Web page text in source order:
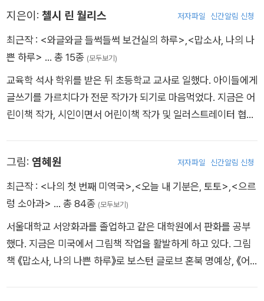
이 살아 있는 단어와 문장들, 어린이의 마음과 감정을 고스란히
담아낸 입말은 번역가 공경희의 섬세한 번역을 거쳐 우리말에서
만 느낄 수 있는 말맛을 덧입었다. 눈을 즐겁게 하는 장치들도 놓
치지 말아야 할 이 작품의 포인트다. 산뜻한 핑크 별색 잉크를 사
용해 화사하고 풍부한 색감을 감상할 수 있으며, 표지 재킷을 벗
캐릭터들도 만날 수 있다.
짜증, 불만, 실망, 절망, 분노, 슬픔으로 가득 찬 나쁜 하루의 끝에
서 우리의 어린 주인공은 나쁜 하루에도 좋은 순간은 있다고, 오
어린이의 마음이 한 뼘 더 성장하는 이야기, 행복한 내일에 대한
기대가 담뿍 담긴 든든한 그림책이다.
지은이: 첼시 린 월리스 저자파일 신간알림 신청
최근작 : <와글와글 들썩들썩 보건실의 하루>,<맙소사, 나의 나
쁜 하루> … 총 15종 (모두보기)
교육학 석사 학위를 받은 뒤 초등학교 교사로 일했다. 아이들에게
글쓰기를 가르치다가 전문 작가가 되기로 마음먹었다. 지금은 어
린이책 작가, 시인이면서 어린이책 작가 및 일러스트레이터 협회
그림: 염혜원 저자파일 신간알림 신청
최근작 : <나의 첫 번째 미역국>,<오늘 내 기분은, 토토>,<으르
렁 소아과> … 총 84종 (모두보기)
서울대학교 서양화과를 졸업하고 같은 대학원에서 판화를 공부
했다. 지금은 미국에서 그림책 작업을 활발하게 하고 있다. 그림
책 《맙소사, 나의 나쁜 하루》로 보스턴 글로브 혼북 명예상, 《어